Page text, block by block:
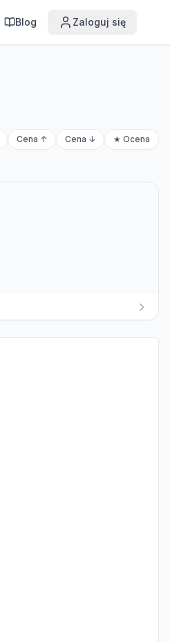
Blog Zaloguj się
Cena ↑ Cena ↓ ★ Ocena